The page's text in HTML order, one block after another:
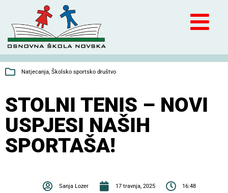
Natjecanja, Školsko sportsko društvo
STOLNI TENIS – NOVI
USPJESI NAŠIH
SPORTAŠA!
Sanja Lozer 17 travnja, 2025 16:48